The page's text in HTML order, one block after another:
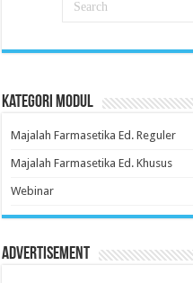
Kategori Modul
Majalah Farmasetika Ed. Reguler
Majalah Farmasetika Ed. Khusus
Webinar
Advertisement